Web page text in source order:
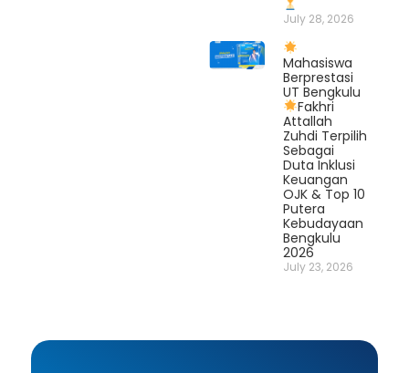
July 28, 2026
Mahasiswa
Berprestasi
UT Bengkulu
Fakhri
Attallah
Zuhdi Terpilih
Sebagai
Duta Inklusi
Keuangan
OJK & Top 10
Putera
Kebudayaan
Bengkulu
2026
July 23, 2026